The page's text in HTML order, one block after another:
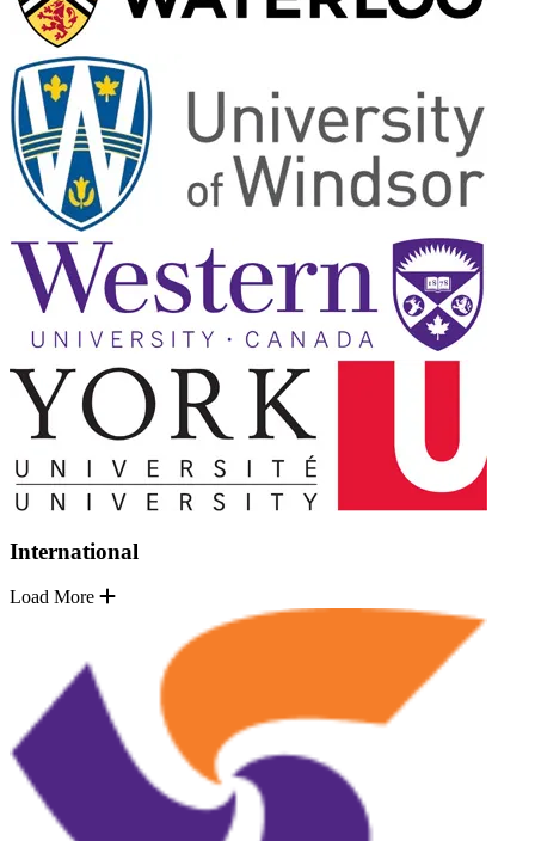
International
Load More